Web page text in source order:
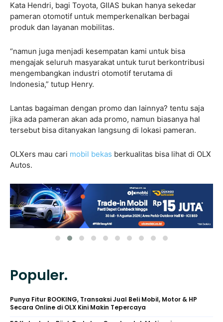
Kata Hendri, bagi Toyota, GIIAS bukan hanya sekedar
pameran otomotif untuk memperkenalkan berbagai
produk dan layanan mobilitas.
“namun juga menjadi kesempatan kami untuk bisa
mengajak seluruh masyarakat untuk turut berkontribusi
mengembangkan industri otomotif terutama di
Indonesia,” tutup Henry.
Lantas bagaiman dengan promo dan lainnya? tentu saja
jika ada pameran akan ada promo, namun biasanya hal
tersebut bisa ditanyakan langsung di lokasi pameran.
OLXers mau cari mobil bekas berkualitas bisa lihat di OLX
Autos.
Populer.
Punya Fitur BOOKING, Transaksi Jual Beli Mobil, Motor & HP
Secara Online di OLX Kini Makin Tepercaya